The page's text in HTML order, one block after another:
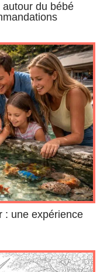
du bébé
: une expérience